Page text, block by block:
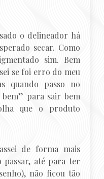
o delineador há
secar. Como
sim. Bem
se foi erro do meu
quando passo no
para sair bem
que o produto
de forma mais
passar, até para ter
não ficou tão